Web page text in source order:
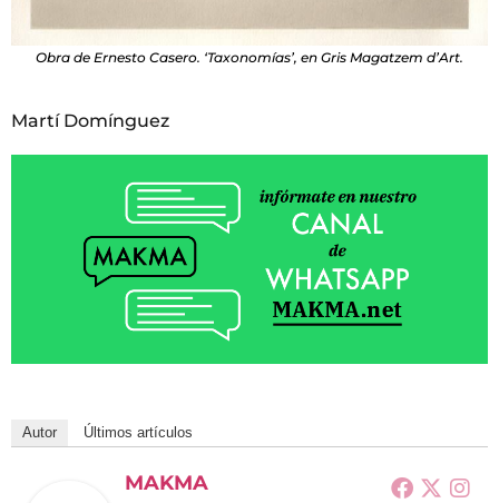
Obra de Ernesto Casero. ‘Taxonomías’, en Gris Magatzem d’Art.
Martí Domínguez
Autor Últimos artículos
MAKMA